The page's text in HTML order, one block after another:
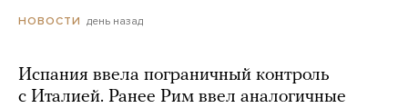
НОВОСТИ день назад
Испания ввела пограничный контроль
с Италией. Ранее Рим ввел аналогичные